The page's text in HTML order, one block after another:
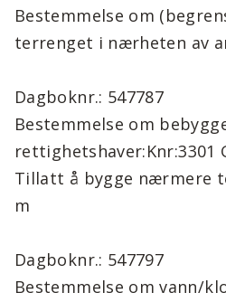
Bestemmelse om
terrenget i nærheten av
Dagboknr.: 547787
Bestemmelse om
rettighetshaver:Knr:3301
Tillatt å bygge nærmere
m
Dagboknr.: 547797
Bestemmelse om vann/